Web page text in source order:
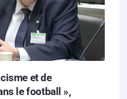
et de
le football »,